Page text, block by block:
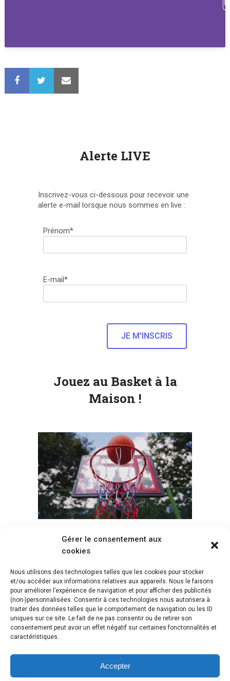
Gérer le consentement aux
cookies
Nous utilisons des technologies telles que les cookies pour stocker
et/ou accéder aux informations relatives aux appareils. Nous le faisons
pour améliorer l’expérience de navigation et pour afficher des publicités
(non-)personnalisées. Consentir à ces technologies nous autorisera à
traiter des données telles que le comportement de navigation ou les ID
uniques sur ce site. Le fait de ne pas consentir ou de retirer son
consentement peut avoir un effet négatif sur certaines fonctonnalités et
caractéristiques.
Accepter
Alerte LIVE
Inscrivez-vous ci-dessous pour recevoir une
alerte e-mail lorsque nous sommes en live :
Prénom*
E-mail*
Jouez au Basket à la
Maison !
Voir tous les paniers